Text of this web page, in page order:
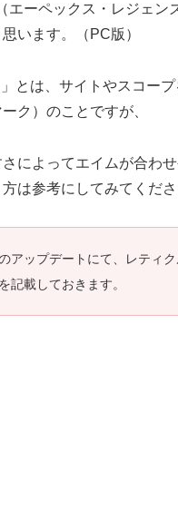
エーペックス・レジェン
います。（PC版）
」とは、サイトやスコー
ク）のことですが、
によってエイムが合わ
は参考にしてみてくださ
アップデートにて、レティ
記載しておきます。